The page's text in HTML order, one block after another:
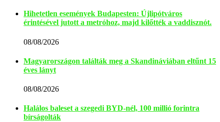
Hihetetlen események Budapesten: Újlipótváros
érintésével jutott a metróhoz, majd kilőtték a vaddisznót.
08/08/2026
Magyarországon találták meg a Skandináviában eltűnt 15
éves lányt
08/08/2026
Halálos baleset a szegedi BYD-nél, 100 millió forintra
bírságolták